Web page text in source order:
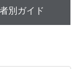
別ガイド